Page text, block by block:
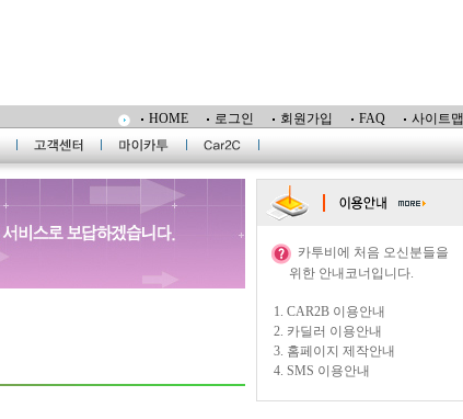
HOME 로그인 회원가입 FAQ 사이트맵
카투비에 처음 오신분들을
위한 안내코너입니다.
1. CAR2B 이용안내
2. 카딜러 이용안내
3. 홈페이지 제작안내
4. SMS 이용안내